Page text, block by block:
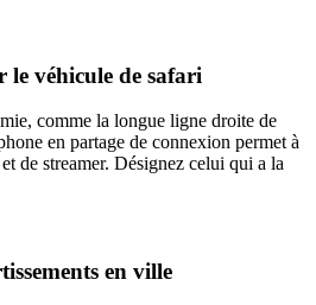
le véhicule de safari
comme la longue ligne droite de
en partage de connexion permet à
de streamer. Désignez celui qui a la
en ville